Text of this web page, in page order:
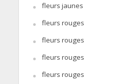
fleurs jaunes
fleurs rouges
fleurs rouges
fleurs rouges
fleurs rouges